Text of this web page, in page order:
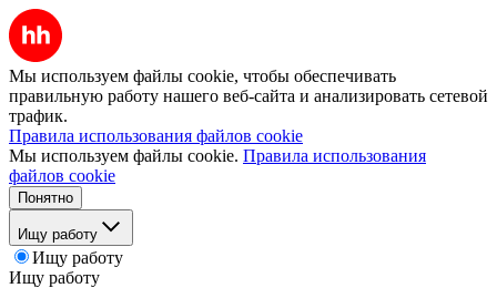
Мы используем файлы cookie, чтобы обеспечивать
правильную работу нашего веб-сайта и анализировать сетевой
трафик.
Правила использования файлов cookie
Мы используем файлы cookie. Правила использования
файлов cookie
Понятно
Ищу работу
Ищу работу
Ищу работу